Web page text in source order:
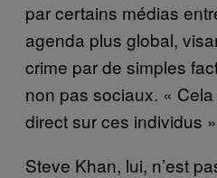
par certains médias
agenda plus global,
crime par de simples
non pas sociaux. «
direct sur ces individus
Steve Khan, lui, n’est